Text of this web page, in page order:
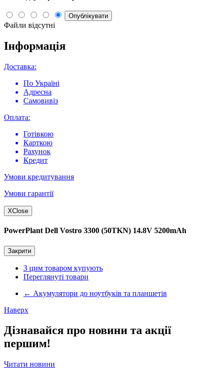
Опублікувати
Файли відсутні
Інформація
Доставка:
По Україні
Адресна
Самовивіз
Оплата:
Готівкою
Карткою
Рахунок
Кредит
Умови кредитування
Умови гарантії
XClose
PowerPlant Dell Vostro 3300 (50TKN) 14.8V 5200mAh
Закрити
З цим товаром купують
Переглянуті товари
← Акумулятори до ноутбуків та планшетів
Наверх
Дізнавайся про новини та акції
першим!
Читати новини